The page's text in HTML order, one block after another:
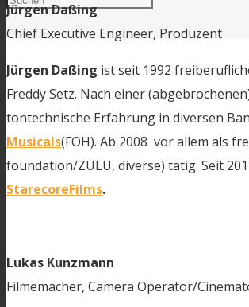
Facebook
Jürgen Daßing
Chief Executive Engineer, Produzent
Jürgen Daßing ist seit 1992
Freddy Setz. Nach einer
tontechnische Erfahrung in diversen
Musicals(FOH). Ab 2008 vor allem als
foundation/ZULU, diverse) tätig. Seit
StarecoreFilms.
Lukas Kunzmann
Filmemacher, Camera Operator/